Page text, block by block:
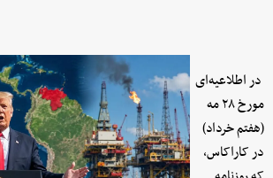
در اطلاعیه‌ای
مورخ ۲۸ مه
(هفتم خرداد)
در کاراکاس،